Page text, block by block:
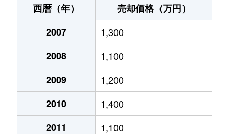
春江町江留下屋敷
350万円
春江
春江町境
春江町随応寺
2,100万円
春江町千歩寺
270万円
西暦（年）
売却価格（万円）
2007
1,300
2008
1,100
2009
1,200
2010
1,400
2011
1,100